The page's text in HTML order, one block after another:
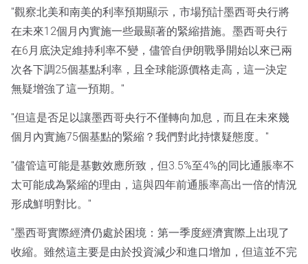
"觀察北美和南美的利率預期顯示，市場預計墨西哥央行將
在未來12個月內實施一些最顯著的緊縮措施。墨西哥央行
在6月底決定維持利率不變，儘管自伊朗戰爭開始以來已兩
次各下調25個基點利率，且全球能源價格走高，這一決定
無疑增強了這一預期。"
"但這是否足以讓墨西哥央行不僅轉向加息，而且在未來幾
個月內實施75個基點的緊縮？我們對此持懷疑態度。"
"儘管這可能是基數效應所致，但3.5%至4%的同比通脹率不
太可能成為緊縮的理由，這與四年前通脹率高出一倍的情況
形成鮮明對比。"
"墨西哥實際經濟仍處於困境：第一季度經濟實際上出現了
收縮。雖然這主要是由於投資減少和進口增加，但這並不完